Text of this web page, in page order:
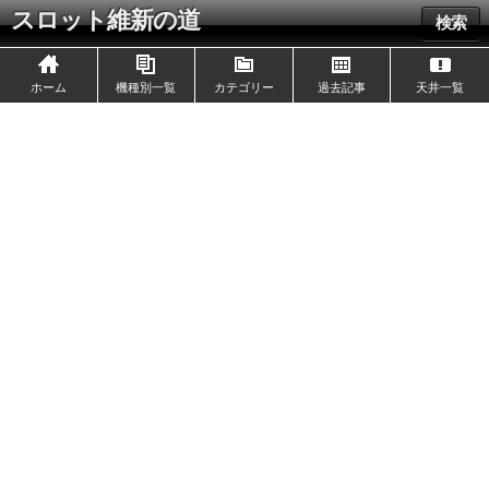
スロット維新の道 検索
ホーム 機種別一覧 カテゴリー 過去記事 天井一覧